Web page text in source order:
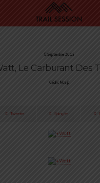
5 Septembre 2013
Le Carburant Des
Cédric Masip
Tweeter Épingler